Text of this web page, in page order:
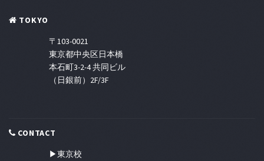
TOKYO
〒103-0021
東京都中央区日本橋
本石町3-2-4 共同ビル
（日銀前）2F/3F
CONTACT
▶東京校